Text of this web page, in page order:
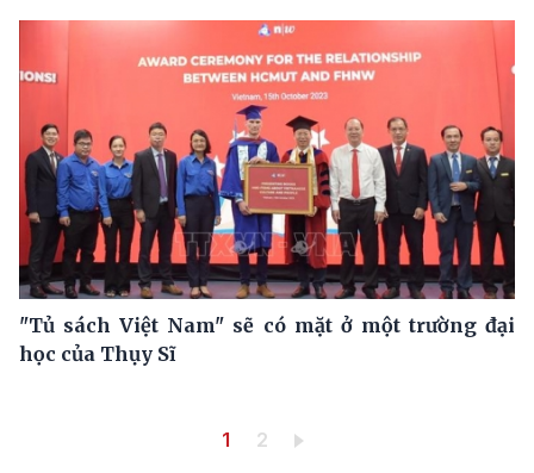
"Tủ sách Việt Nam" sẽ có mặt ở một trường đại
học của Thụy Sĩ
Trang hiện thời
1 Trang
2